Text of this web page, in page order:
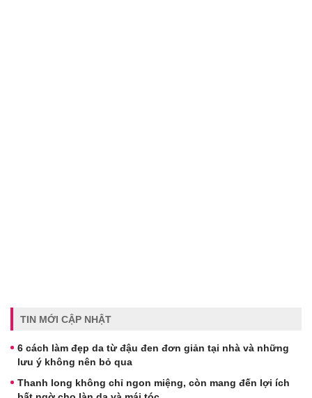
TIN MỚI CẬP NHẬT
6 cách làm đẹp da từ đậu đen đơn giản tại nhà và những
lưu ý không nên bỏ qua
Thanh long không chỉ ngon miệng, còn mang đến lợi ích